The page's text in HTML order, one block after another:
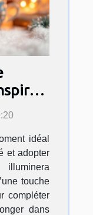
idéal
et adopter
touche
compléter
dans